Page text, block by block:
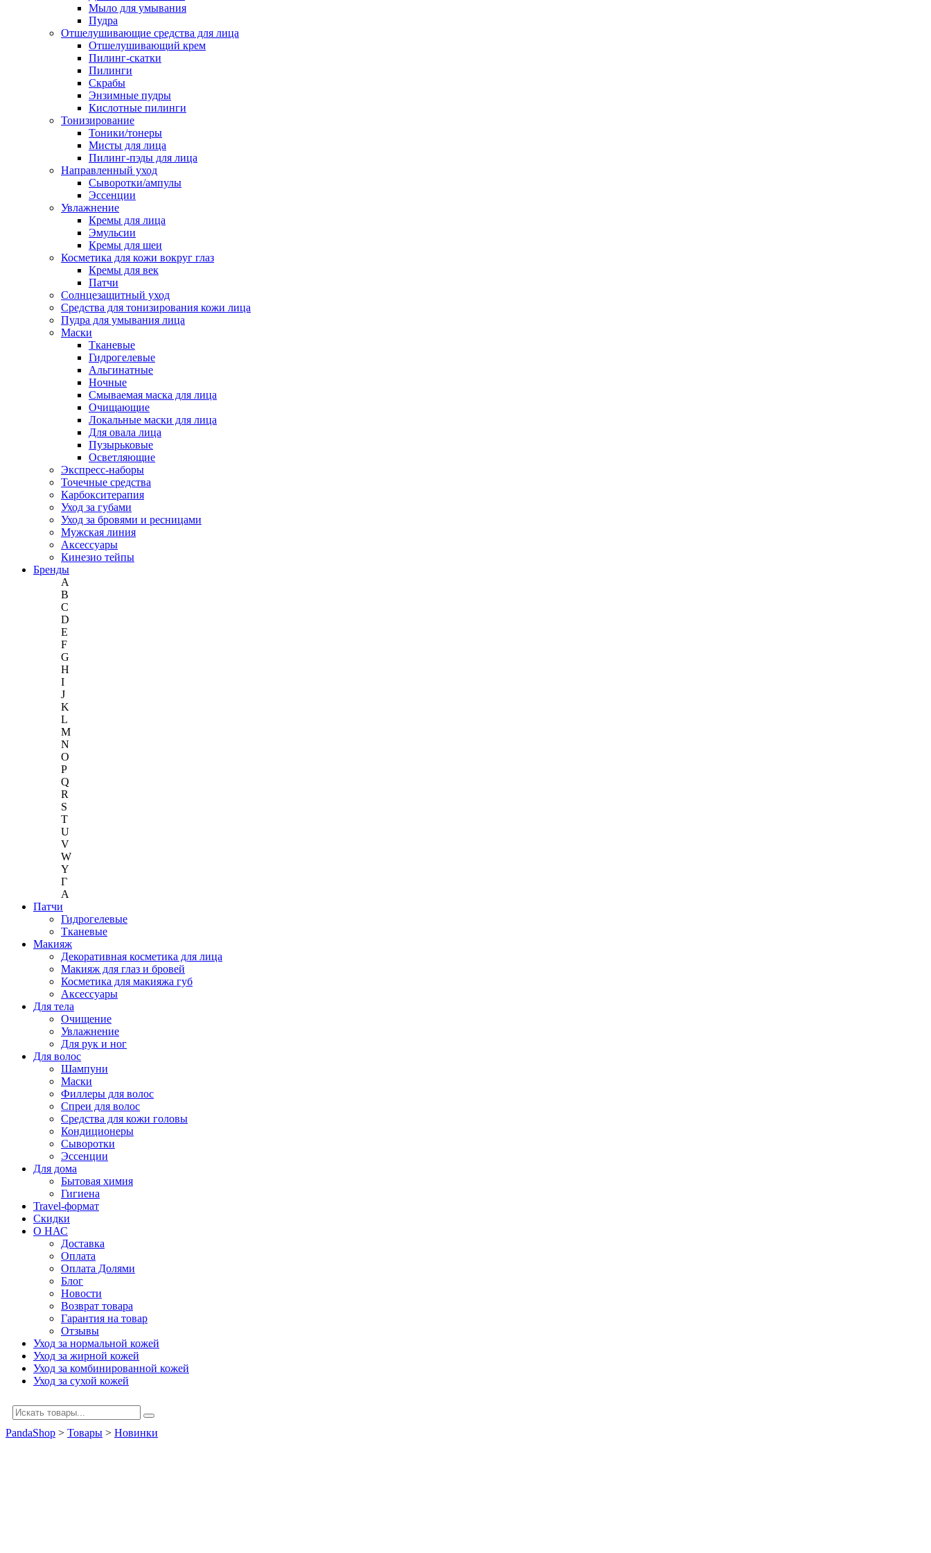
Мыло для умывания
Пудра
Отшелушивающие средства для лица
Отшелушивающий крем
Пилинг-скатки
Пилинги
Скрабы
Энзимные пудры
Кислотные пилинги
Тонизирование
Тоники/тонеры
Мисты для лица
Пилинг-пэды для лица
Направленный уход
Сыворотки/ампулы
Эссенции
Увлажнение
Кремы для лица
Эмульсии
Кремы для шеи
Косметика для кожи вокруг глаз
Кремы для век
Патчи
Солнцезащитный уход
Средства для тонизирования кожи лица
Пудра для умывания лица
Маски
Тканевые
Гидрогелевые
Альгинатные
Ночные
Смываемая маска для лица
Очищающие
Локальные маски для лица
Для овала лица
Пузырьковые
Осветляющие
Экспресс-наборы
Точечные средства
Карбокситерапия
Уход за губами
Уход за бровями и ресницами
Мужская линия
Аксессуары
Кинезио тейпы
Бренды
A
B
C
D
E
F
G
H
I
J
K
L
M
N
O
P
Q
R
S
T
U
V
W
Y
Г
A
Патчи
Гидрогелевые
Тканевые
Макияж
Декоративная косметика для лица
Макияж для глаз и бровей
Косметика для макияжа губ
Аксессуары
Для тела
Очищение
Увлажнение
Для рук и ног
Для волос
Шампуни
Маски
Филлеры для волос
Спреи для волос
Средства для кожи головы
Кондиционеры
Сыворотки
Эссенции
Для дома
Бытовая химия
Гигиена
Travel-формат
Скидки
О НАС
Доставка
Оплата
Оплата Долями
Блог
Новости
Возврат товара
Гарантия на товар
Отзывы
Уход за нормальной кожей
Уход за жирной кожей
Уход за комбинированной кожей
Уход за сухой кожей
PandaShop > Товары > Новинки